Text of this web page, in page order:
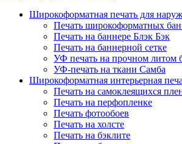
Широкоформатная печать для
Печать широкоформатных
Печать на баннере Блэк Бэк
Печать на баннерной сетке
УФ печать на прочном литом
УФ-печать на ткани Самба
Широкоформатная интерьерная
Печать на самоклеящихся
Печать на перфопленке
Печать фотообоев
Печать на холсте
Печать на бэклите